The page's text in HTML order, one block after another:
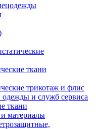
ткани
трикотаж и флис
и служб сервиса
ткани
материалы